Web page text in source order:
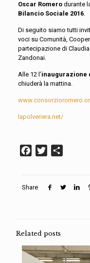
Oscar Romerodurante
Bilancio Sociale 2016.
Di seguito siamo tutti
voci su Comunità,
partecipazione di
Zandonai.
Alle 12 l’inaugurazione
chiuderà la mattina.
lapolveriera.net/
Facebook
Twitter
Share
Related posts